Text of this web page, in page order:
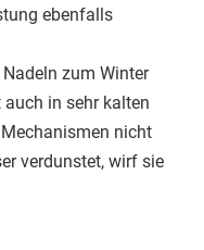
ebenfalls
zum Winter
in sehr kalten
nicht
verdunstet, wirf sie